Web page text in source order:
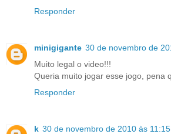
Responder
minigigante 30 de novembro de
Muito legal o video!!!
Queria muito jogar esse jogo, pena
Responder
k 30 de novembro de 2010 às 11:15